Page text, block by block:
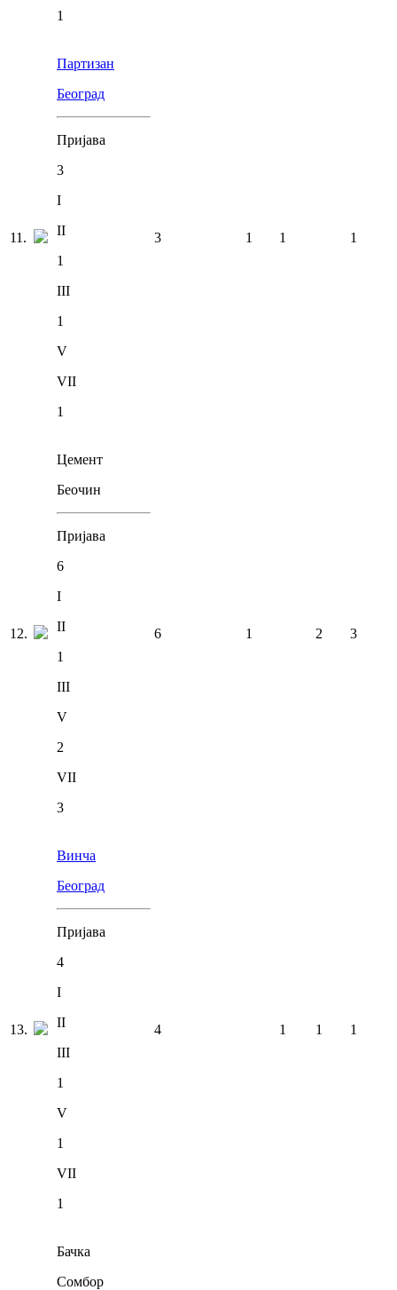
1
11 .
Партизан
Београд
Пријава
3
I
II
1
III
1
V
VII
1
3 1 1 1
12.
Цемент
Беочин
Пријава
6
I
II
1
III
V
2
VII
3
6 1 2 3
13.
Винча
Београд
Пријава
4
I
II
III
1
V
1
VII
1
4 1 1 1
Бачка
Сомбор